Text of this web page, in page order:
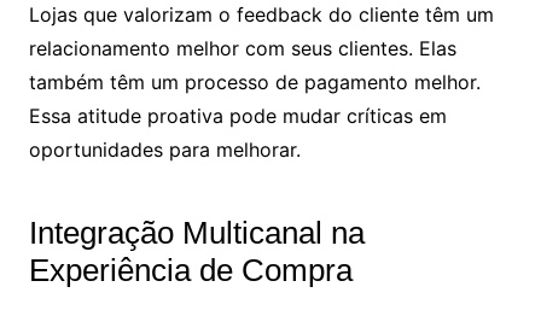
Lojas que valorizam o feedback do cliente têm um
relacionamento melhor com seus clientes. Elas
também têm um processo de pagamento melhor.
Essa atitude proativa pode mudar críticas em
oportunidades para melhorar.
Integração Multicanal na
Experiência de Compra